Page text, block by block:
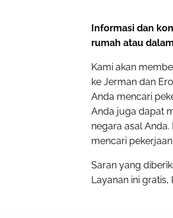
Informasi dan
rumah atau
Kami akan
ke Jerman dan
Anda mencari
Anda juga dapat
negara asal
mencari
Saran yang
Layanan ini gratis,